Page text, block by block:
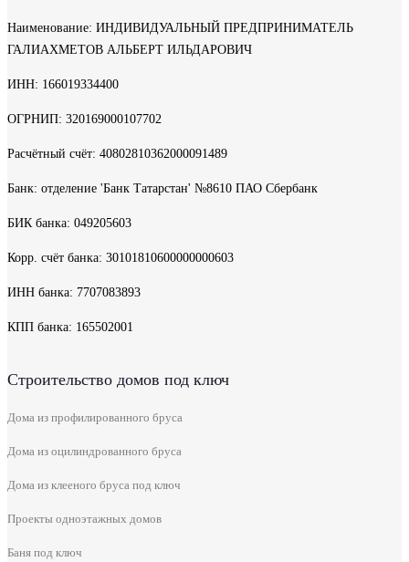
Наименование: ИНДИВИДУАЛЬНЫЙ ПРЕДПРИНИМАТЕЛЬ
ГАЛИАХМЕТОВ АЛЬБЕРТ ИЛЬДАРОВИЧ
ИНН: 166019334400
ОГРНИП: 320169000107702
Расчётный счёт: 40802810362000091489
Банк: отделение 'Банк Татарстан' №8610 ПАО Сбербанк
БИК банка: 049205603
Корр. счёт банка: 30101810600000000603
ИНН банка: 7707083893
КПП банка: 165502001
Строительство домов под ключ
Дома из профилированного бруса
Дома из оцилиндрованного бруса
Дома из клееного бруса под ключ
Проекты одноэтажных домов
Баня под ключ